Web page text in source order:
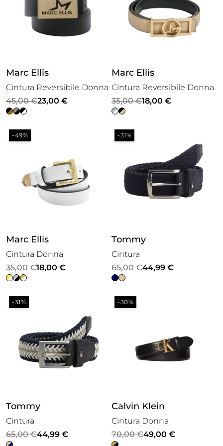
Marc Ellis
Cintura Reversibile Donna
45,00€
Il
prezzo
originale
era:
23,00 €
Il
prezzo
attuale
è:
Marc Ellis
Cintura Reversibile Donna
35,00€
Il
prezzo
originale
era:
18,00 €
Il
prezzo
attuale
è:
-49%
Marc Ellis
Cintura Donna
35,00€
Il
prezzo
originale
era:
18,00 €
Il
prezzo
attuale
è:
-31%
Tommy
Cintura
65,00€
Il
prezzo
originale
era:
44,99 €
Il
prezzo
attuale
è:
-31%
Tommy
Cintura
65,00€
Il
44,99 €
Il
-30%
Calvin Klein
Cintura Donna
70,00€
Il
49,00 €
Il